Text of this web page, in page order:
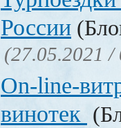
России
(27.05.2021 /
On-line-
винотек